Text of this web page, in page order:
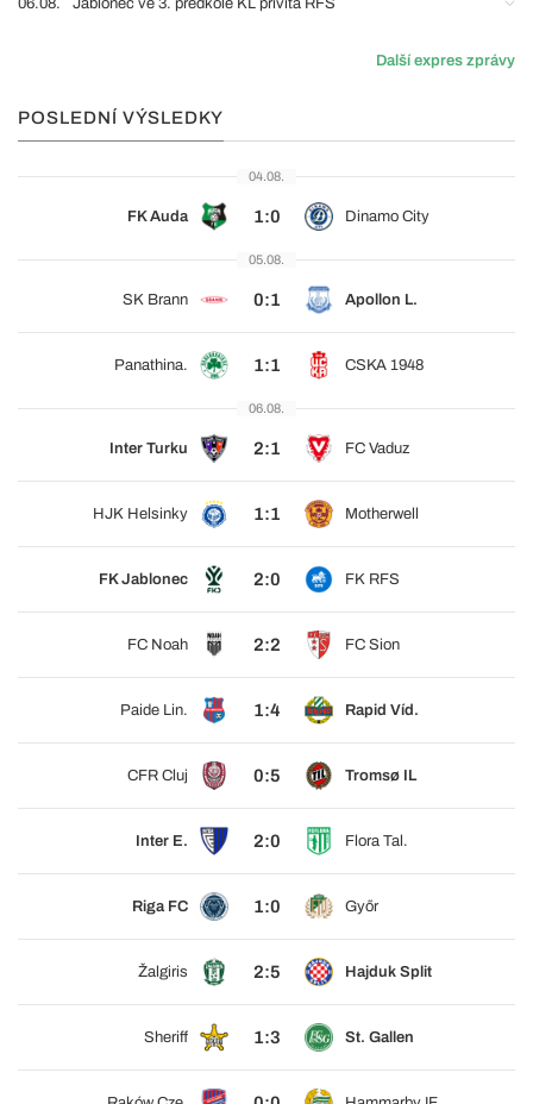
06.08. Jablonec ve 3. předkole KL přivítá RFS
Další expres zprávy
POSLEDNÍ VÝSLEDKY
04.08.
FK Auda 1:0 Dinamo City
05.08.
SK Brann 0:1 Apollon L.
Panathina. 1:1 CSKA 1948
06.08.
Inter Turku 2:1 FC Vaduz
HJK Helsinky 1:1 Motherwell
FK Jablonec 2:0 FK RFS
FC Noah 2:2 FC Sion
Paide Lin. 1:4 Rapid Víd.
CFR Cluj 0:5 Tromsø IL
Inter E. 2:0 Flora Tal.
Riga FC 1:0 Győr
Žalgiris 2:5 Hajduk Split
Sheriff 1:3 St. Gallen